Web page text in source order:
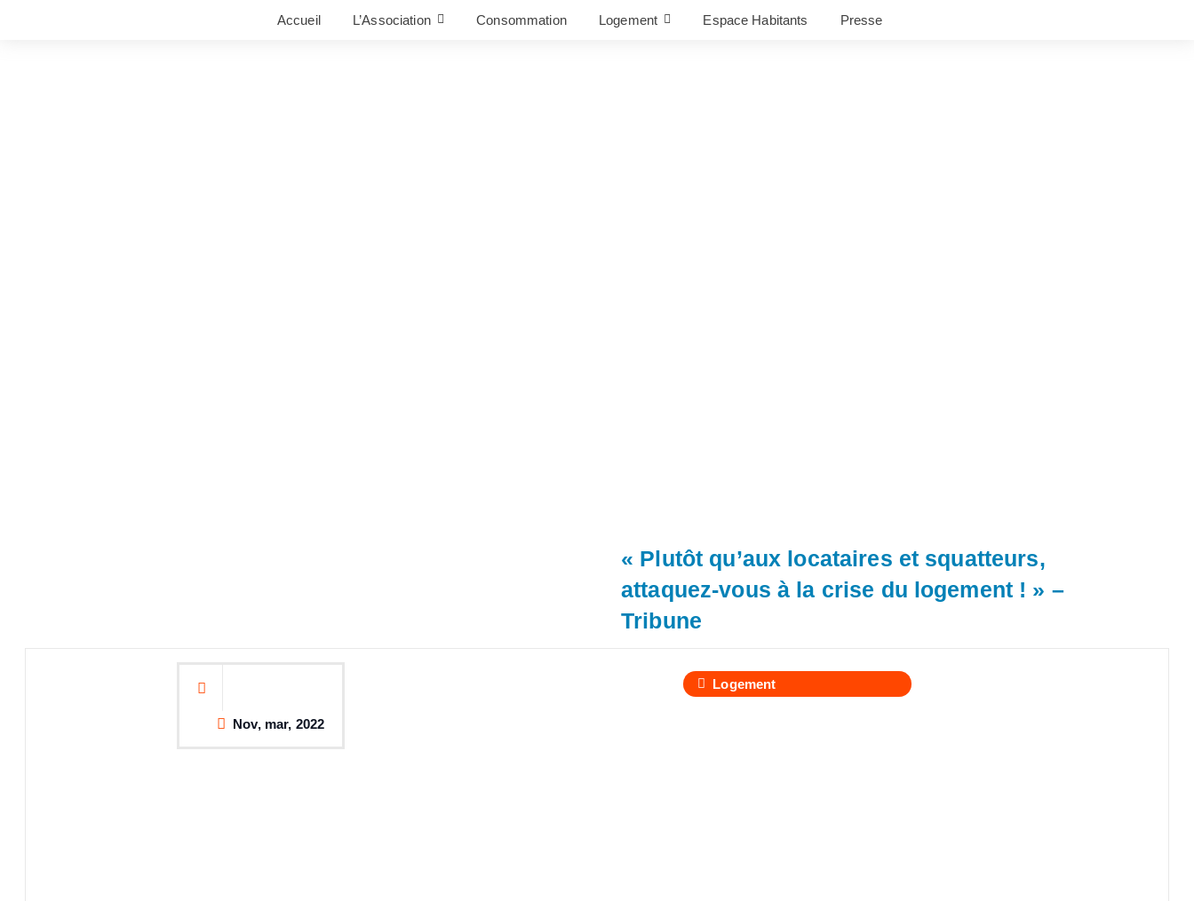
Accueil L’Association Consommation Logement Espace Habitants Presse
Nov, mar, 2022
Logement
« Plutôt qu’aux locataires et squatteurs,
attaquez-vous à la crise du logement ! » –
Tribune